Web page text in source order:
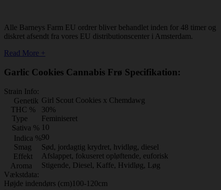
Alle Barneys Farm EU ordrer bliver behandlet inden for 48 timer og
diskret afsendt fra vores EU distributionscenter i Amsterdam.
Read More +
Garlic Cookies Cannabis Frø Specifikation:
Strain Info:
Genetik Girl Scout Cookies x Chemdawg
THC %
30%
Type
Feminiseret
Sativa % 10
Indica %90
Smag
Sød, jordagtig krydret, hvidløg, diesel
Effekt
Afslappet, fokuseret opløftende, euforisk
Aroma
Stigende, Diesel, Kaffe, Hvidløg, Løg
Vækstdata:
Højde indendørs (cm) 100-120cm